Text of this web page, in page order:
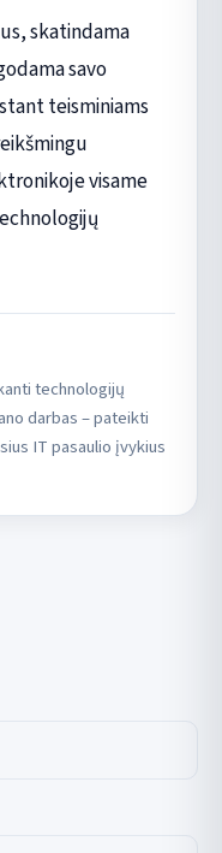
skatindama
savo
teisminiams
visame
technologijų
darbas – pateikti
IT pasaulio įvykius